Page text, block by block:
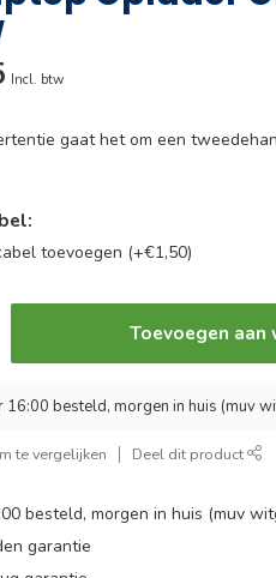
Incl. btw
gaat het om een
toevoegen (+€1,50)
Toevoegen aan
16:00 besteld, morgen in huis (muv
te vergelijken Deel dit product
besteld, morgen in huis (muv
garantie